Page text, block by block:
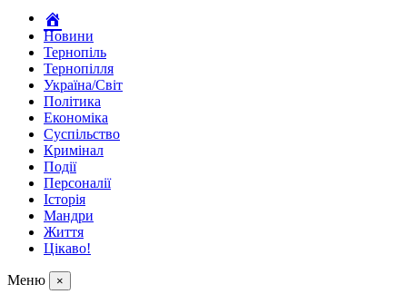
Новини
Тернопіль
Тернопілля
Україна/Світ
Політика
Економіка
Суспільство
Кримінал
Події
Персоналії
Історія
Мандри
Життя
Цікаво!
Меню ×